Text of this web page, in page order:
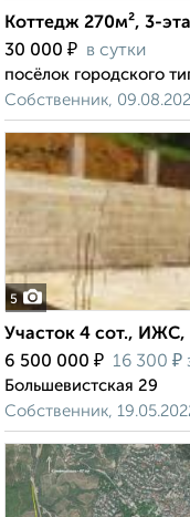
Коттедж 270м², 3-
30 000 ₽ в сутки
посёлок городского
Собственник,
5
Участок 4 сот., ИЖС,
6 500 000 ₽ 16 300 ₽
Большевистская 29
Собственник,